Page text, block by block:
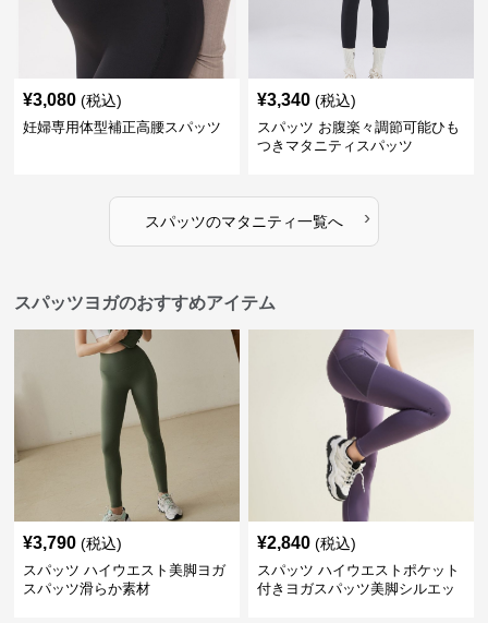
¥3,080 (税込)
妊婦専用体型補正高腰スパッツ
¥3,340 (税込)
スパッツ お腹楽々調節可能ひも
つきマタニティスパッツ
スパッツのマタニティ一覧へ ›
スパッツヨガのおすすめアイテム
¥3,790 (税込)
スパッツ ハイウエスト美脚ヨガ
スパッツ滑らか素材
¥2,840 (税込)
スパッツ ハイウエストポケット
付きヨガスパッツ美脚シルエッ